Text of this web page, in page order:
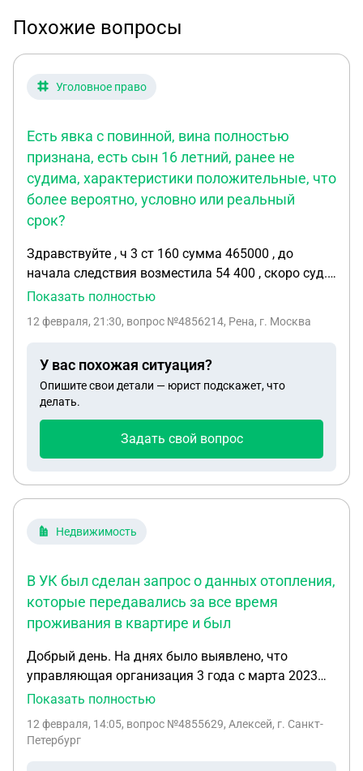
Похожие вопросы
Уголовное право
Есть явка с повинной, вина полностью
признана, есть сын 16 летний, ранее не
судима, характеристики положительные, что
более вероятно, условно или реальный
срок?
Здравствуйте , ч 3 ст 160 сумма 465000 , до
начала следствия возместила 54 400 , скоро суд.
Есть явка с повинной, вина полностью признана,
характеристики положительные, что более
Показать полностью
12 февраля, 21:30, вопрос №4856214, Рена, г. Москва
У вас похожая ситуация?
Опишите свои детали — юрист подскажет, что
делать.
Задать свой вопрос
Недвижимость
В УК был сделан запрос о данных отопления,
которые передавались за все время
проживания в квартире и был
Добрый день. На днях было выявлено, что
управляющая организация 3 года с марта 2023
года передает одни и теже показания
которые находятся за пределами квартиры и я,
Показать полностью
12 февраля, 14:05, вопрос №4855629, Алексей, г. Санкт-
Петербург